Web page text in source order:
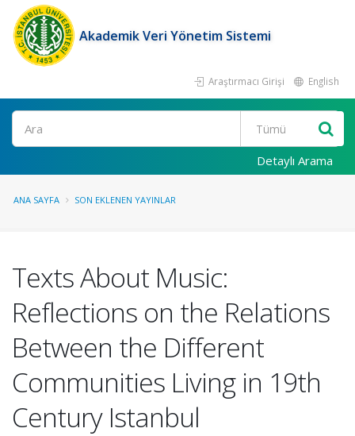
Akademik Veri Yönetim Sistemi
Araştırmacı Girişi English
Ara
Detaylı Arama
ANA SAYFA SON EKLENEN YAYINLAR
Texts About Music:
Reflections on the Relations
Between the Different
Communities Living in 19th
Century Istanbul